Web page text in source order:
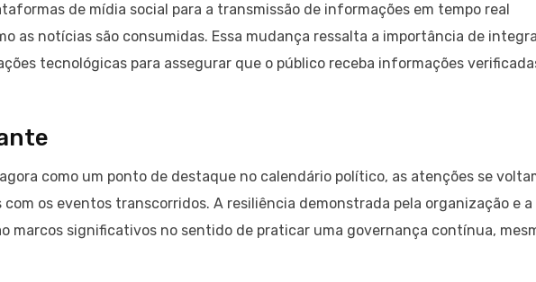
de mídia social para a transmissão de informações em tempo real
as notícias são consumidas. Essa mudança ressalta a importância de
tecnológicas para assegurar que o público receba informações
agora como um ponto de destaque no calendário político, as atenções se
com os eventos transcorridos. A resiliência demonstrada pela organização e a
marcos significativos no sentido de praticar uma governança contínua,